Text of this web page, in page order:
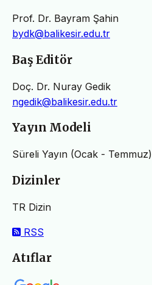
Prof. Dr. Bayram Şahin
bydk@balikesir.edu.tr
Baş Editör
Doç. Dr. Nuray Gedik
ngedik@balikesir.edu.tr
Yayın Modeli
Süreli Yayın (Ocak - Temmuz)
Dizinler
TR Dizin
RSS
Atıflar